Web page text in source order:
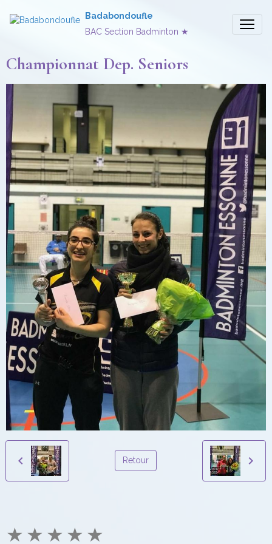
Badabondoufle
BAC Section Badminton ★
Championnat Dep. Seniors
Retour
★ ★ ★ ★ ★